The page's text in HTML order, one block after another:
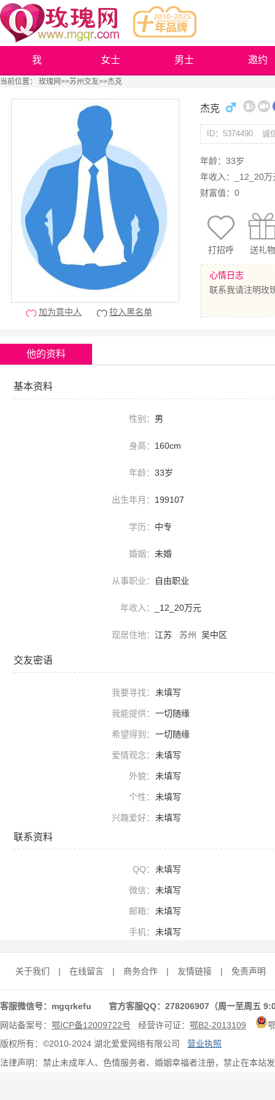
我 女士 男士 邀约
当前位置： 玫瑰网>>苏州交友>>杰克
杰克
ID：5374490 诚
年龄：33岁
年收入：_12_20万
财富值：0
打招呼 送礼物
心情日志
联系我请注明玫
加为意中人 拉入黑名单
他的资料
基本资料
性别： 男
身高： 160cm
年龄： 33岁
出生年月： 199107
学历： 中专
婚姻： 未婚
从事职业： 自由职业
年收入： _12_20万元
现居住地： 江苏 苏州 吴中区
交友密语
我要寻找： 未填写
我能提供： 一切随缘
希望得到： 一切随缘
爱情观念： 未填写
外貌： 未填写
个性： 未填写
兴趣爱好： 未填写
联系资料
QQ： 未填写
微信： 未填写
邮箱： 未填写
手机： 未填写
关于我们 | 在线留言 | 商务合作 | 友情链接 | 免责声明
客服微信号：mgqrkefu 官方客服QQ：278206907（周一至周五
网站备案号： 鄂ICP备12009722号 经营许可证： 鄂B2-2013109
版权所有：©2010-2024 湖北爱爱网络有限公司 营业执照
法律声明：禁止未成年人、色情服务者、婚姻幸福者注册，禁止在本站